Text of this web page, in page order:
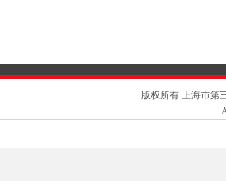
版权所有 上海市第